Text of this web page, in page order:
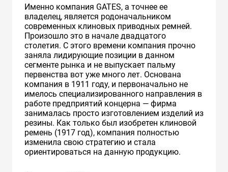
Именно компания GATES, а точнее ее
владелец, является родоначальником
современных клиновых приводных ремней.
Произошло это в начале двадцатого
столетия. С этого времени компания прочно
заняла лидирующие позиции в данном
сегменте рынка и не выпускает пальму
первенства вот уже много лет. Основана
компания в 1911 году, и первоначально не
имелось специализированного направления в
работе предприятий концерна — фирма
занималась просто изготовлением изделий из
резины. Как только был изобретен клиновой
ремень (1917 год), компания полностью
изменила свою стратегию и стала
ориентироваться на данную продукцию.